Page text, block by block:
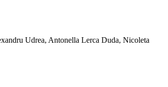
Udrea, Antonella Lerca Duda, Nicoleta